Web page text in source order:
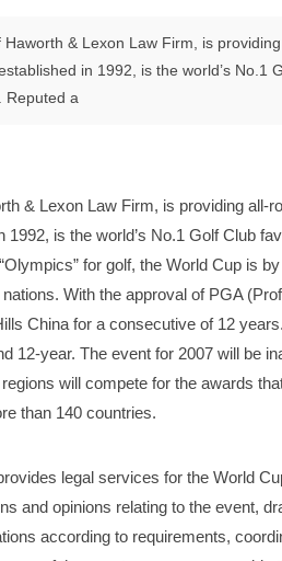
& Lexon Law Firm, is
in 1992, is the world’s No.1
Reputed a
& Lexon Law Firm, is providing all-
is the world’s No.1 Golf Club
for golf, the World Cup is
With the approval of PGA
China for a consecutive of 12
12-year. The event for 2007 will be
will compete for the awards
than 140 countries.
legal services for the World
and opinions relating to the event,
according to requirements,